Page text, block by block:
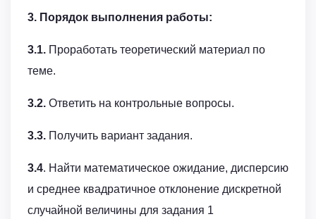
3. Порядок выполнения работы:
3.1. Проработать теоретический материал по
теме.
3.2. Ответить на контрольные вопросы.
3.3. Получить вариант задания.
3.4. Найти математическое ожидание, дисперсию
и среднее квадратичное отклонение дискретной
случайной величины для задания 1